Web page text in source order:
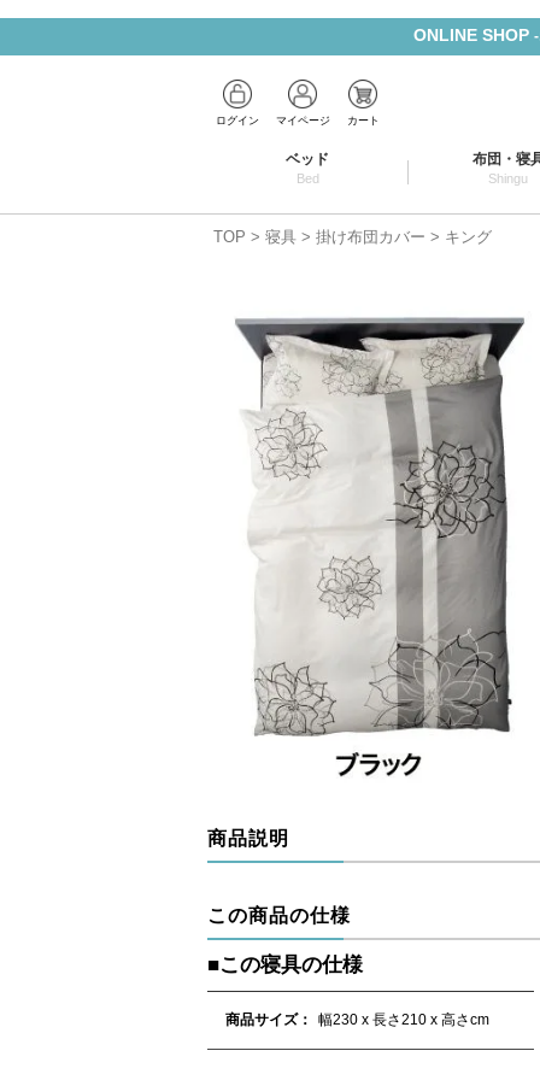
ONLINE SHOP
ログイン マイページ カート
ベッド
Bed
布団・寝
Shingu
TOP 寝具 掛け布団カバー キング
商品説明
この商品の仕様
■この寝具の仕様
商品サイズ 幅230 x 長さ210x 高さcm